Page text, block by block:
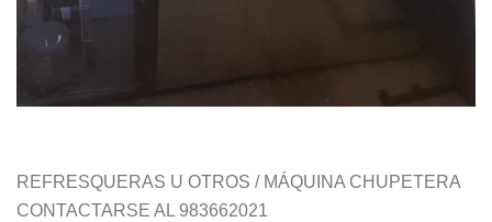
REFRESQUERAS U OTROS / MÁQUINA CHUPETERA
CONTACTARSE AL 983662021